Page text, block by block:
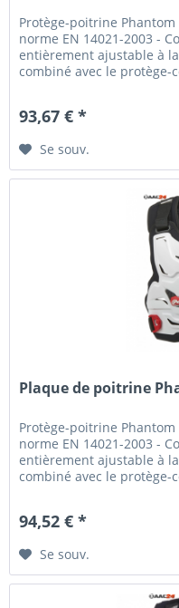
Protège-poitrine
norme EN 14021-2003 -
entièrement ajustable à
combiné avec le protège-
93,67 € *
Se souv.
Plaque de poitrine
Protège-poitrine
norme EN 14021-2003 -
entièrement ajustable à
combiné avec le protège-
94,52 € *
Se souv.